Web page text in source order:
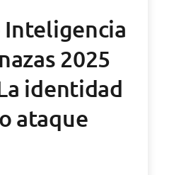
2025
identidad
ataque